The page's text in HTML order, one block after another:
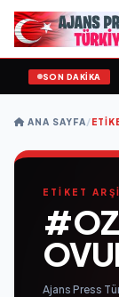
SON DAKİKA
için gün sayıyor
ANA SAYFA/
ETİKET
Ajans Press